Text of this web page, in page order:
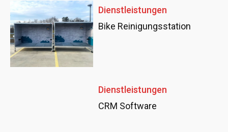
Dienstleistungen
Bike Reinigungsstation
Dienstleistungen
CRM Software